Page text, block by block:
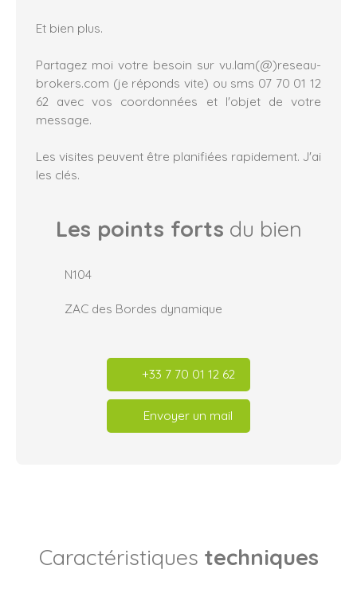
Et bien plus.
Partagez moi votre besoin sur vu.lam(@)reseau-
brokers.com (je réponds vite) ou sms 07 70 01 12
62 avec vos coordonnées et l'objet de votre
message.
Les visites peuvent être planifiées rapidement. J'ai
les clés.
Les points forts du bien
N104
ZAC des Bordes dynamique
+33 7 70 01 12 62
Envoyer un mail
Caractéristiques techniques